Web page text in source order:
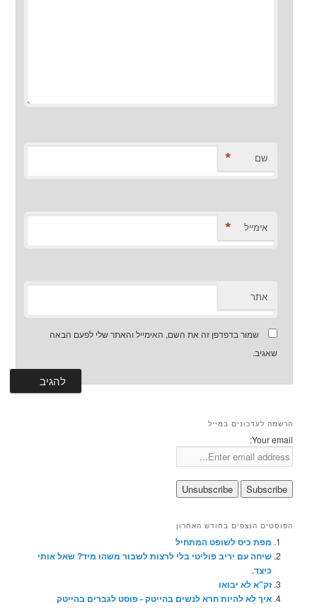
שם *
אימייל *
אתר
שמור בדפדפן זה את השם, האימייל והאתר שלי לפעם הבאה
שאגיב.
הרשמה לעדכונים במייל
Your email:
הפוסטים הנצפים בחודש האחרון
מפת כיס לשופט המתחיל
שיחה עם יריב פוליטי בלי לרצות לשבור משהו מיד? שאל אותי
כיצד.
זק"א לא יבואו
איך לא להיות חרא לנשים בהייטק - פוסט לגברים בהייטק